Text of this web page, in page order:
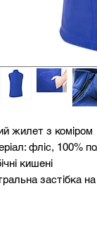
жилет з коміром
фліс, 100%
кишені
застібка